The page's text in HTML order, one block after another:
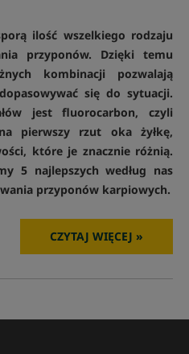
ilość wszelkiego rodzaju
przyponów. Dzięki temu
kombinacji pozwalają
się do sytuacji.
jest fluorocarbon, czyli
pierwszy rzut oka żyłkę,
które je znacznie różnią.
5 najlepszych według nas
przyponów karpiowych.
CZYTAJ WIĘCEJ »